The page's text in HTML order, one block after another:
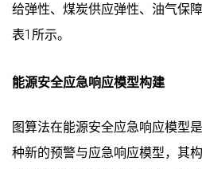
给弹性、煤炭供应弹性、油气保
表1所示。
能源安全应急响应模型构建
图算法在能源安全应急响应模型
种新的预警与应急响应模型，其